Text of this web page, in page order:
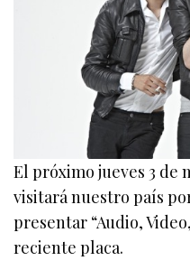
El próximo jueves 3 de
visitará nuestro país
presentar “Audio,
reciente placa.